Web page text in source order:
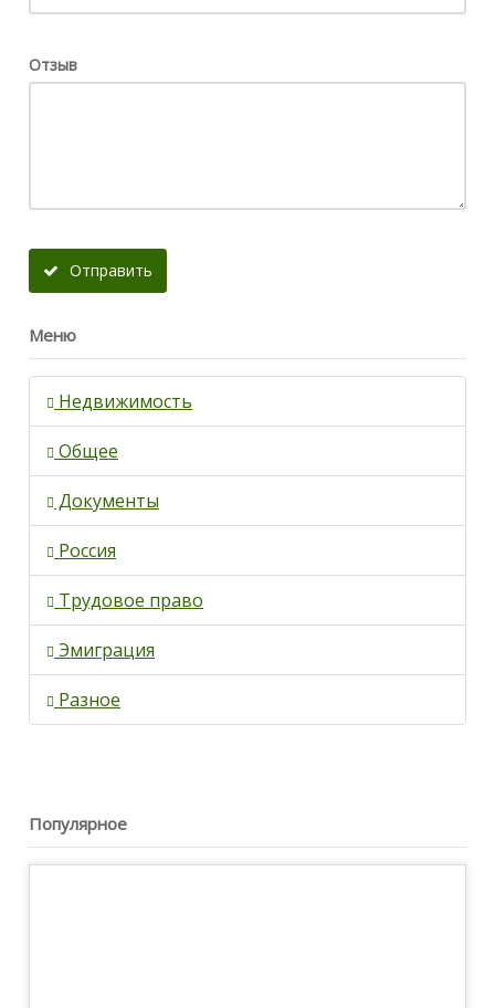
Отзыв
Отправить
Меню
Недвижимость
Общее
Документы
Россия
Трудовое право
Эмиграция
Разное
Популярное